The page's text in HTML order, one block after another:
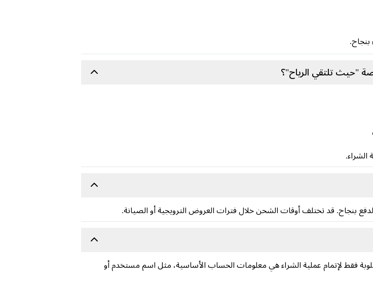
بنجاح.
"حيث تلتقي الرياح"؟
بنجاح. قد تختلف أوقات الشحن خلال فترات العروض الترويجية أو الصيانة.
فقط لإتمام عملية الشراء هي معلومات الحساب الأساسية، مثل اسم مستخدم أو